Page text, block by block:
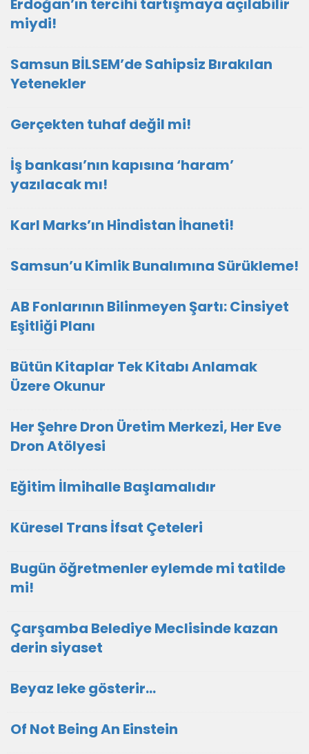
Erdoğan’ın tercihi tartışmaya açılabilir
miydi!
Samsun BİLSEM’de Sahipsiz Bırakılan
Yetenekler
Gerçekten tuhaf değil mi!
İş bankası’nın kapısına ‘haram’
yazılacak mı!
Karl Marks’ın Hindistan İhaneti!
Samsun’u Kimlik Bunalımına Sürükleme!
AB Fonlarının Bilinmeyen Şartı: Cinsiyet
Eşitliği Planı
Bütün Kitaplar Tek Kitabı Anlamak
Üzere Okunur
Her Şehre Dron Üretim Merkezi, Her Eve
Dron Atölyesi
Eğitim İlmihalle Başlamalıdır
Küresel Trans İfsat Çeteleri
Bugün öğretmenler eylemde mi tatilde
mi!
Çarşamba Belediye Meclisinde kazan
derin siyaset
Beyaz leke gösterir…
Of Not Being An Einstein